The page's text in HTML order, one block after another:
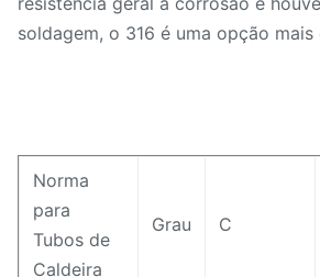
soldagem, o 316 é uma opção mais
Norma
para
Tubos de
Caldeira
Grau C